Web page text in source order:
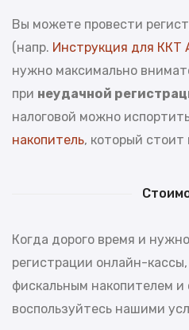
Вы можете провести
(напр. Инструкция для ККТ
нужно максимально
при неудачной
налоговой можно
накопитель, который стоит
Когда дорого время и
регистрации онлайн-
фискальным накопителем
воспользуйтесь нашими